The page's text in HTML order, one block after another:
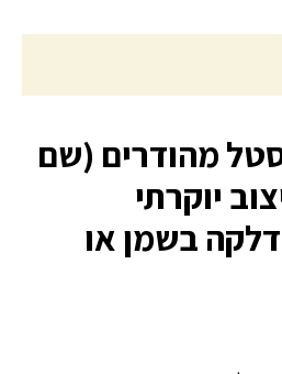
מהודרים (שם
יוקרתי
בשמן או